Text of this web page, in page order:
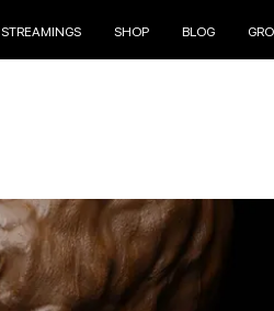
STREAMINGS SHOP BLOG